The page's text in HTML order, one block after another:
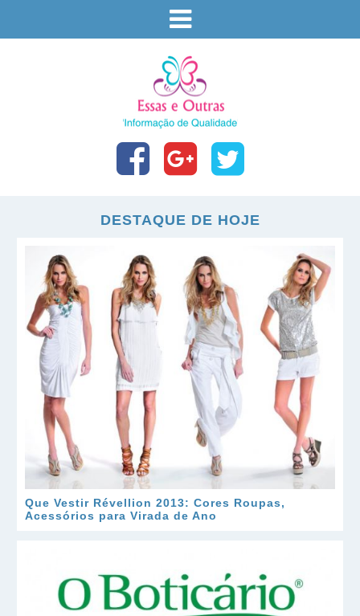
DESTAQUE DE HOJE
Que Vestir Révellion 2013: Cores Roupas,
Acessórios para Virada de Ano